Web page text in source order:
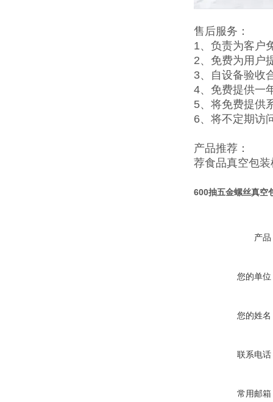
售后服务：
1、负责为客户
2、免费为用户
3、自设备验收
4、免费提供一
5、将免费提供
6、将不定期访
产品推荐：
荐食品真空包装
600抽五金螺丝真空
产品
您的单位
您的姓名
联系电话
常用邮箱